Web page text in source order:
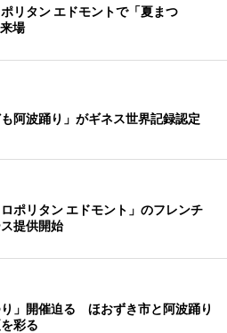
リタン エドモントで「夏まつ
場
阿波踊り」がギネス世界記録認定
ロポリタン エドモント」のフレンチ
提供開始
り」開催迫る ほおずき市と阿波踊り
彩る